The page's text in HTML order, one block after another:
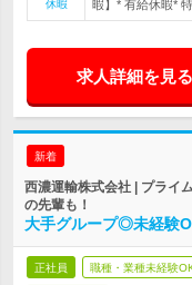
休暇
暇】* 有給休暇*
求人詳細を見る
新着
西濃運輸株式会社 | プライ
の先輩も！
大手グループ◎未経験
正社員 職種・業種未経験